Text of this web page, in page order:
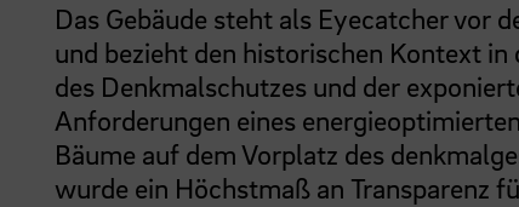
Das Gebäude steht als Eyecatcher vor
und bezieht den historischen Kontext
des Denkmalschutzes und der
Anforderungen eines
Bäume auf dem Vorplatz des
wurde ein Höchstmaß an Transparenz